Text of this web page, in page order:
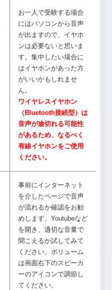
お一人で受験する場合
にはパソコンから音声
が出ますので、イヤホ
ンは必要ないと思いま
す。集中したい場合に
はイヤホンがあった方
がいいかもしれませ
ん。
ワイヤレスイヤホン
（Bluetooth接続型）は
音声が途切れる可能性
があるため、なるべく
有線イヤホンをご使用
ください。
事前にインターネット
を介したページで音声
が流れるか確認をお勧
めします。Youtubeなど
を開き、適切な音量で
聞こえるか試してみて
ください。ボリューム
は画面右下のスピーカ
ーのアイコンで調節し
てください。